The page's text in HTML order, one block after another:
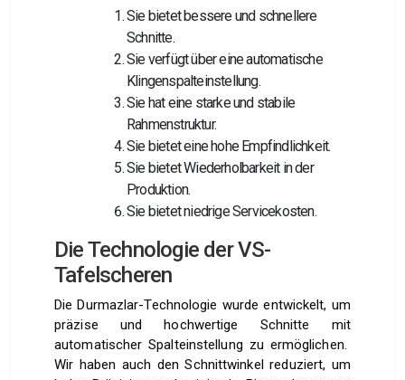
Sie bietet bessere und schnellere
Schnitte.
Sie verfügt über eine automatische
Klingenspalteinstellung.
Sie hat eine starke und stabile
Rahmenstruktur.
Sie bietet eine hohe Empfindlichkeit.
Sie bietet Wiederholbarkeit in der
Produktion.
Sie bietet niedrige Servicekosten.
Die Technologie der VS-
Tafelscheren
Die Durmazlar-Technologie wurde entwickelt, um
präzise und hochwertige Schnitte mit
automatischer Spalteinstellung zu ermöglichen.
Wir haben auch den Schnittwinkel reduziert, um